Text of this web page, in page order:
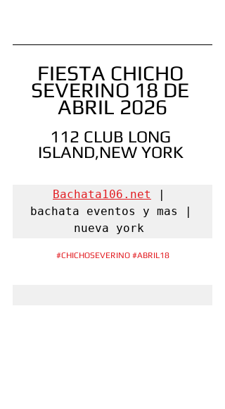
FIESTA CHICHO
SEVERINO 18 DE
ABRIL 2026
112 CLUB LONG
ISLAND,NEW YORK
Bachata106.net
bachata eventos y mas |
nueva york
#CHICHOSEVERINO #ABRIL18